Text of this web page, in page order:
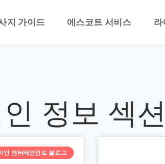
지 가이드 에스코트 서비스 라
정보 섹션
언 엔터테인먼트 블로그